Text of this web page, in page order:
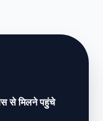
से मिलने पहुंचे